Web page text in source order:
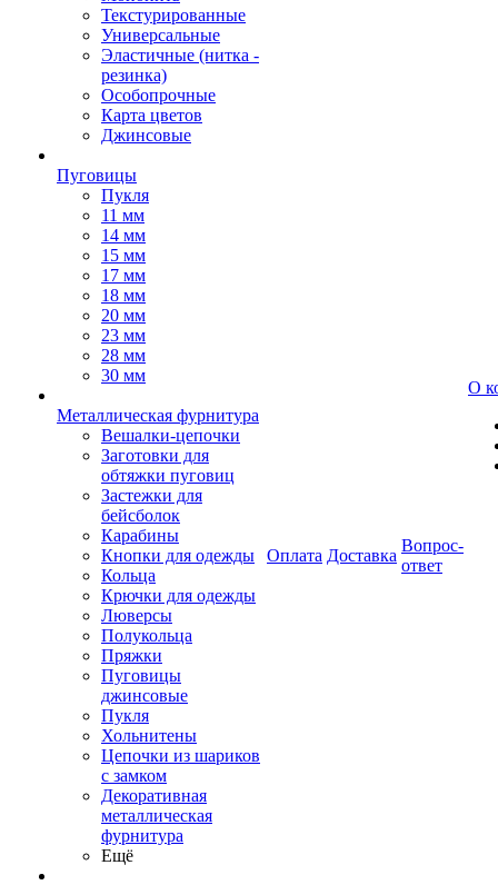
Текстурированные
Универсальные
Эластичные (нитка -
резинка)
Особопрочные
Карта цветов
Джинсовые
Пуговицы
Пукля
11 мм
14 мм
15 мм
17 мм
18 мм
20 мм
23 мм
28 мм
30 мм
Металлическая фурнитура
Вешалки-цепочки
Заготовки для
обтяжки пуговиц
Застежки для
бейсболок
Карабины
Кнопки для одежды
Кольца
Крючки для одежды
Люверсы
Полукольца
Пряжки
Пуговицы
джинсовые
Пукля
Хольнитены
Цепочки из шариков
с замком
Декоративная
металлическая
фурнитура
Ещё
Оплата Доставка
Вопрос-
ответ
О